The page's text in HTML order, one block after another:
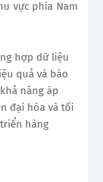
vực phía Nam
hợp dữ liệu
quả và báo
năng áp
đại hóa và tối
hàng